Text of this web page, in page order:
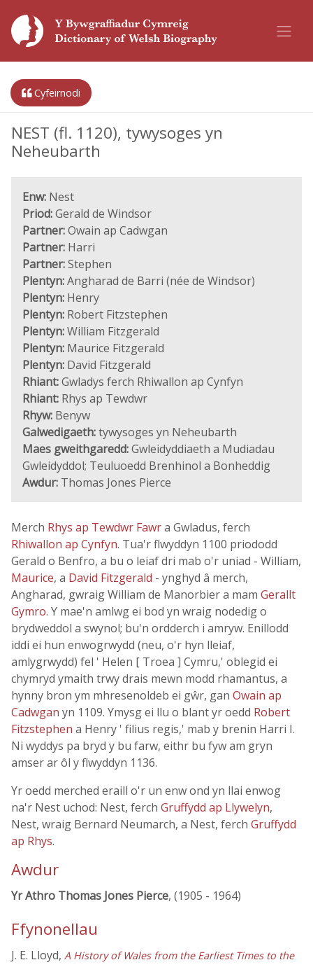
Cyfeirnodi
NEST (fl. 1120), tywysoges yn
Neheubarth
Enw: Nest
Priod:Gerald de Windsor
Partner:Owain ap Cadwgan
Partner: Harri
Partner:Stephen
Plentyn:Angharad de Barri (née de Windsor)
Plentyn: Henry
Plentyn: Robert Fitzstephen
Plentyn:William Fitzgerald
Plentyn: Maurice Fitzgerald
Plentyn: David Fitzgerald
Rhiant:Gwladys ferch Rhiwallon ap Cynfyn
Rhiant: Rhys ap Tewdwr
Rhyw: Benyw
Galwedigaeth:tywysoges yn Neheubarth
Maes gweithgaredd:Gwleidyddiaeth a Mudiadau
Gwleidyddol; Teuluoedd Brenhinol a Bonheddig
Awdur: Thomas Jones Pierce
Merch Rhys ap Tewdwr Fawra Gwladus, ferch
Rhiwallon ap Cynfyn. Tua'r flwyddyn 1100 priododd
Gerald o Benfro, a bu o leiaf dri mab o'r uniad - William,
Maurice, a David Fitzgerald - ynghyd â merch,
Angharad, gwraig William de Manorbier a mam Gerallt
Gymro. Y mae'n amlwg ei bod yn wraig nodedig o
brydweddol a swynol; bu'n ordderch i amryw. Enillodd
iddi ei hun enwogrwydd (neu, o'r hyn lleiaf,
amlygrwydd) fel ' Helen [ Troea ] Cymru,' oblegid ei
chymryd ymaith trwy drais mewn modd rhamantus, a
hynny bron ym mhresenoldeb ei gŵr, gan Owain ap
Cadwgan yn 1109. Ymysg ei llu o blant yr oedd Robert
Fitzstephen a Henry ' filius regis,' mab y brenin Harri I.
Ni wyddys pa bryd y bu farw, eithr bu fyw am gryn
amser ar ôl y flwyddyn 1136.
Yr oedd merched eraill o'r un enw ond yn llai enwog
na'r Nest uchod: Nest, ferch Gruffydd ap Llywelyn,
Nest, wraig Bernard Neumarch, a Nest, ferch Gruffydd
ap Rhys.
Awdur
Yr Athro Thomas Jones Pierce, (1905 - 1964)
Ffynonellau
J. E. Lloyd, A History of Wales from the Earliest Times to the